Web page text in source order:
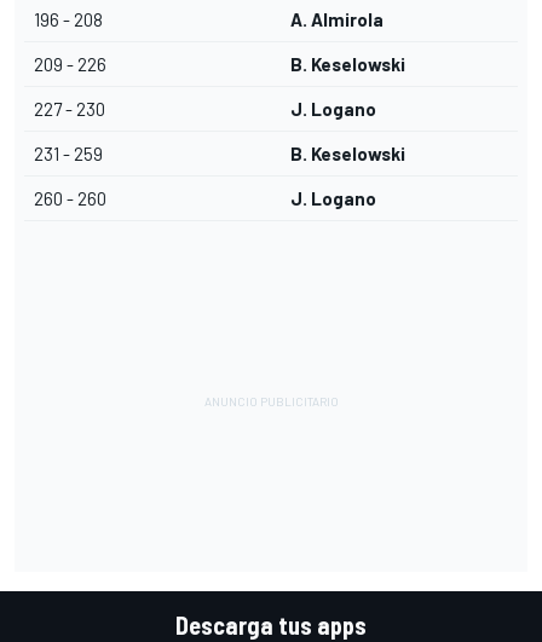
196 - 208 A. Almirola
209 - 226 B. Keselowski
227 - 230 J. Logano
231 - 259 B. Keselowski
260 - 260 J. Logano
Descarga tus apps